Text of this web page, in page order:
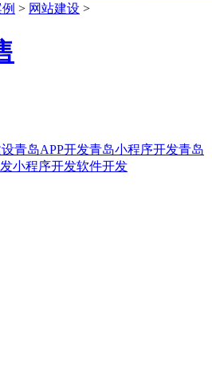
> 网站建设 >
青岛APP开发青岛小程序开发青岛
小程序开发软件开发